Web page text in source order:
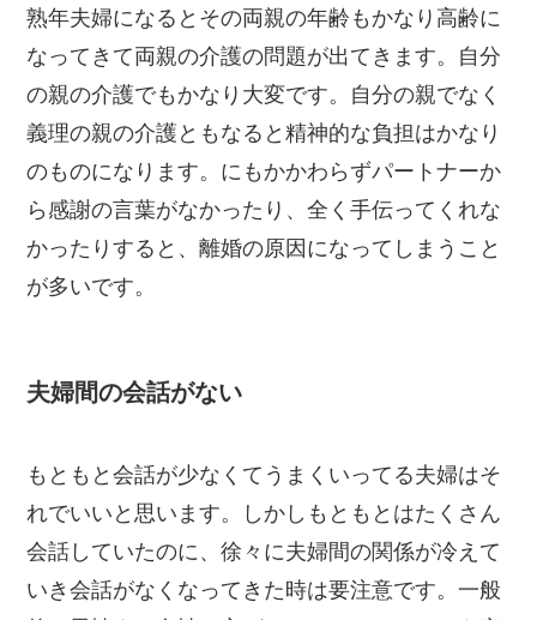
熟年夫婦になるとその両親の年齢もかなり高齢に
なってきて両親の介護の問題が出てきます。自分
の親の介護でもかなり大変です。自分の親でなく
義理の親の介護ともなると精神的な負担はかなり
のものになります。にもかかわらずパートナーか
ら感謝の言葉がなかったり、全く手伝ってくれな
かったりすると、離婚の原因になってしまうこと
が多いです。
夫婦間の会話がない
もともと会話が少なくてうまくいってる夫婦はそ
れでいいと思います。しかしもともとはたくさん
会話していたのに、徐々に夫婦間の関係が冷えて
いき会話がなくなってきた時は要注意です。一般